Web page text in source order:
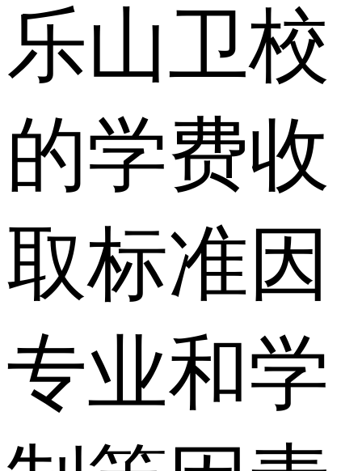
乐山卫校
的学费收
取标准因
专业和学